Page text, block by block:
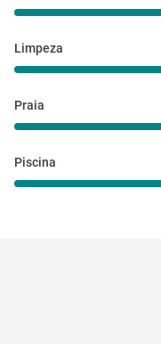
Limpeza
Praia
Piscina